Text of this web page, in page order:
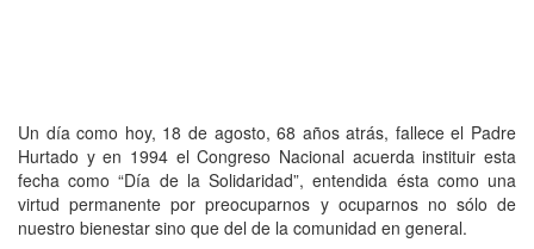
Un día como hoy, 18 de agosto, 68 años atrás, fallece el Padre
Hurtado y en 1994 el Congreso Nacional acuerda instituir esta
fecha como “Día de la Solidaridad”, entendida ésta como una
virtud permanente por preocuparnos y ocuparnos no sólo de
nuestro bienestar sino que del de la comunidad en general.